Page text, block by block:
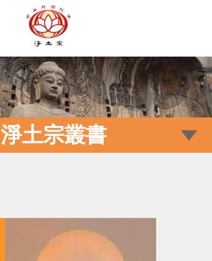
淨土宗叢書